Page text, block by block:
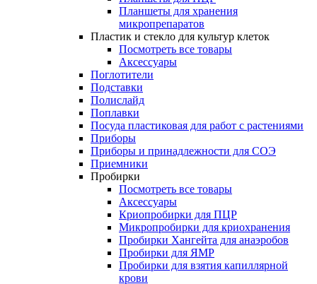
Планшеты для хранения
микропрепаратов
Пластик и стекло для культур клеток
Посмотреть все товары
Аксессуары
Поглотители
Подставки
Полислайд
Поплавки
Посуда пластиковая для работ с растениями
Приборы
Приборы и принадлежности для СОЭ
Приемники
Пробирки
Посмотреть все товары
Аксессуары
Криопробирки для ПЦР
Микропробирки для криохранения
Пробирки Хангейта для анаэробов
Пробирки для ЯМР
Пробирки для взятия капиллярной
крови